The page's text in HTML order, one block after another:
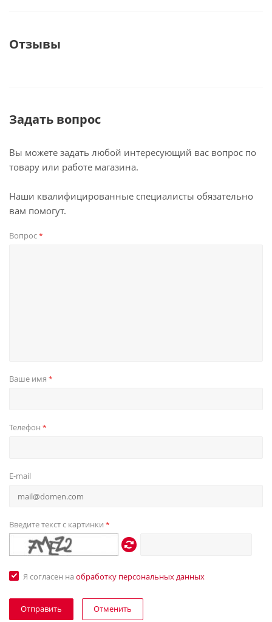
Отзывы
Задать вопрос
Вы можете задать любой интересующий вас вопрос по
товару или работе магазина.
Наши квалифицированные специалисты обязательно
вам помогут.
Вопрос*
Ваше имя *
Телефон *
E-mail
Введите текст с картинки *
Я согласен на обработку персональных данных
Отменить